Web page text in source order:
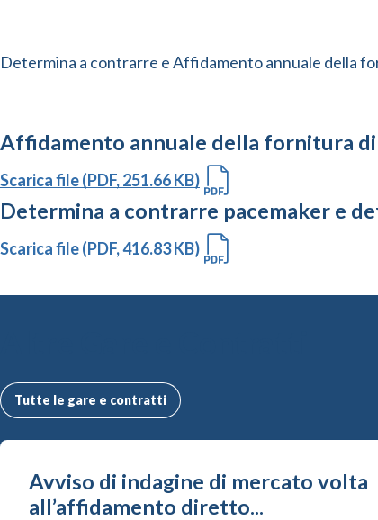
Determina a contrarre e Affidamento annuale della
Affidamento annuale della fornitura
Scarica file (PDF, 251.66 KB)
Determina a contrarre pacemaker e
Scarica file (PDF, 416.83 KB)
Tutte le gare e contratti
Avviso di indagine di mercato volta
all’affidamento diretto...